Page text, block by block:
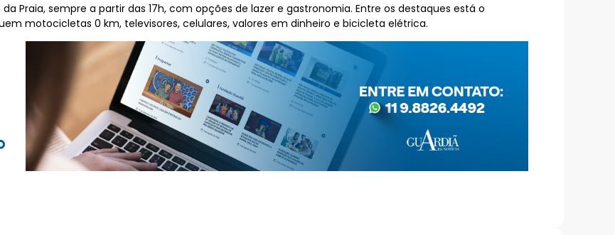
Praia, sempre a partir das 17h, com opções de lazer e gastronomia. Entre os destaques está o
motocicletas 0 km, televisores, celulares, valores em dinheiro e bicicleta elétrica.